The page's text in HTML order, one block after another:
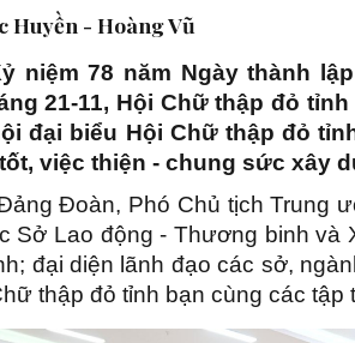
Huyền - Hoàng Vũ
niệm 78 năm Ngày thành
21-11, Hội Chữ thập đỏ
đại biểu Hội Chữ thập đỏ
việc thiện - chung sức xây
Đoàn, Phó Chủ tịch Trung
Sở Lao động - Thương binh và
đại diện lãnh đạo các sở,
thập đỏ tỉnh bạn cùng các